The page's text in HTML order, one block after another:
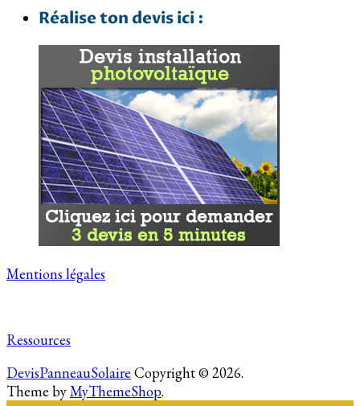
Réalise ton devis ici :
Mentions légales
Ressources
DevisPanneauSolaire Copyright © 2026.
Theme byMyThemeShop.